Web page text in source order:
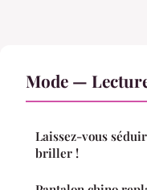
Mode —
Laissez-vous
briller !